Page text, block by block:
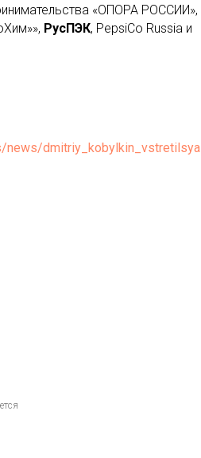
«ОПОРА РОССИИ»,
РусПЭК, PepsiCo Russia и
news/